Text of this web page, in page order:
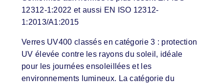
12312-1:2022 et aussi EN ISO 12312-
1:2013/A1:2015
Verres UV400 classés en catégorie 3 : protection
UV élevée contre les rayons du soleil, idéale
pour les journées ensoleillées et les
environnements lumineux. La catégorie du